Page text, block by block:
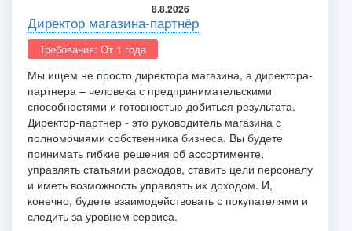
8.8.2026
Директор магазина-партнёр
Требования: От 1 года
Мы ищем не просто директора магазина, а директора-
партнера – человека с предпринимательскими
способностями и готовностью добиться результата.
Директор-партнер - это руководитель магазина с
полномочиями собственника бизнеса. Вы будете
принимать гибкие решения об ассортименте,
управлять статьями расходов, ставить цели персоналу
и иметь возможность управлять их доходом. И,
конечно, будете взаимодействовать с покупателями и
следить за уровнем сервиса.